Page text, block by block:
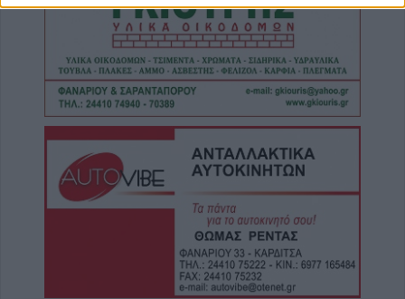
Δημήτριος Καραμαγκιόλας: Δύο μέτρα και
δύο σταθμά εφαρμόζει ο Δήμαρχος
Καρδίτσας κ. Τσιάκος Βασίλειος, στην
κατανομή των πολιτιστικών εκδηλώσεων
4 Αυγούστου 2026, 20:34
Ο Τσιτσιπάς πέρασε στους «64» του
Μόντρεαλ και τώρα βρίσκει απέναντί του τον
Φονσέκα
4 Αυγούστου 2026, 20:21
Τουρισμός για Όλους: Ανοίγει την Τετάρτη 5
Αυγούστου η πλατφόρμα
Συνάντηση της Περιφέρειας Θεσσαλίας με